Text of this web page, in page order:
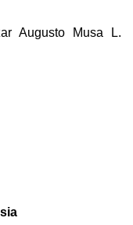
Augusto Musa L.